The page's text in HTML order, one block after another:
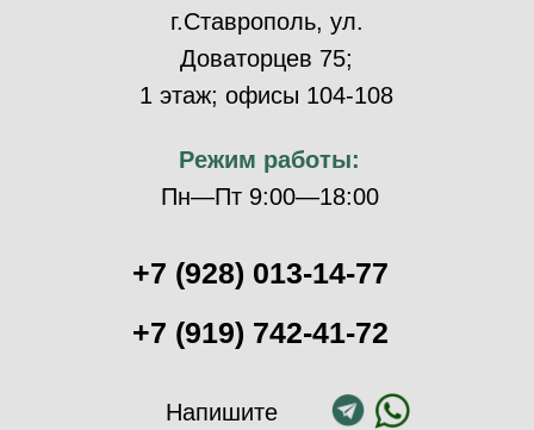
Режим работы:
Пн—Пт 9:00—18:00
+7 (928) 013-14-77
+7 (919) 742-41-72
г.Ставрополь, ул.
Доваторцев 75;
1 этаж; офисы 104-108
Напишите